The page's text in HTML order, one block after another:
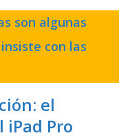
son algunas
con las
el
Pro